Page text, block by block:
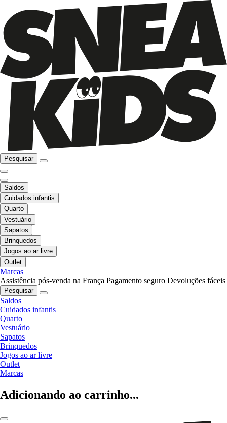
Pesquisar
Saldos
Cuidados infantis
Quarto
Vestuário
Sapatos
Brinquedos
Jogos ao ar livre
Outlet
Marcas
Assistência pós-venda na França Pagamento seguro Devoluções fáceis
Pesquisar
Saldos
Cuidados infantis
Quarto
Vestuário
Sapatos
Brinquedos
Jogos ao ar livre
Outlet
Marcas
Adicionando ao carrinho...